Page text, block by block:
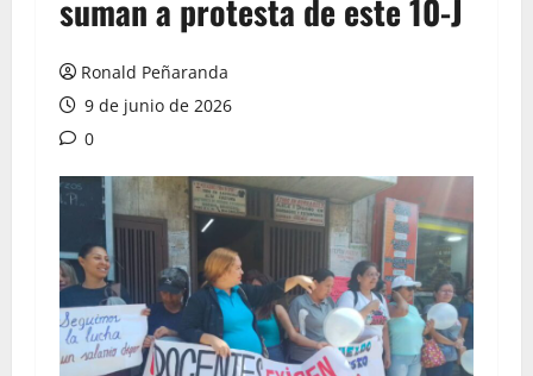
suman a protesta de este 10-J
Ronald Peñaranda
9 de junio de 2026
0